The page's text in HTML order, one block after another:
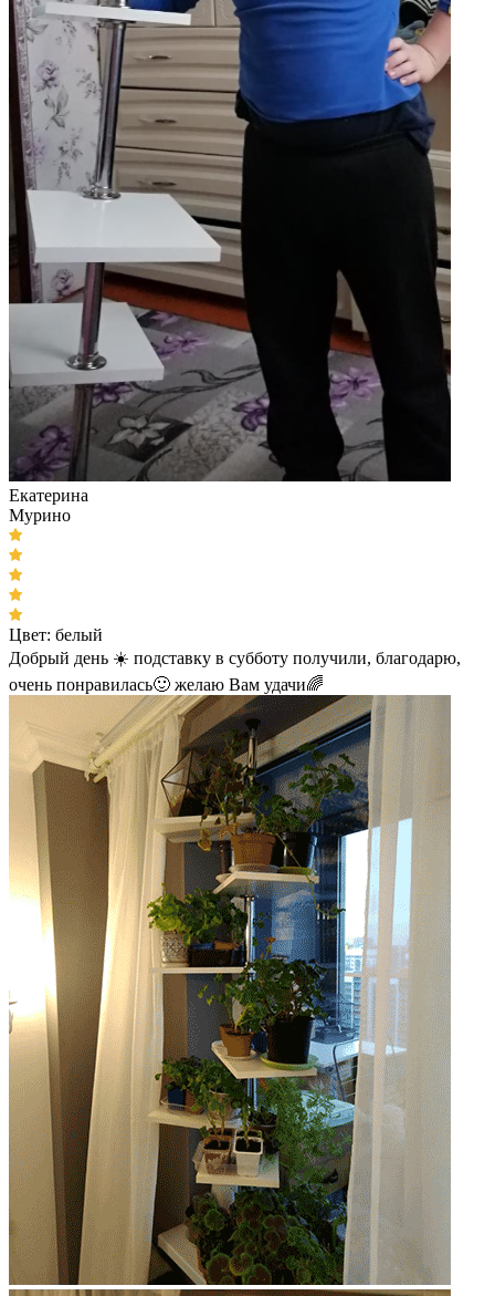
Екатерина
Мурино
Цвет: белый
Добрый день ☀️ подставку в субботу получили, благодарю,
очень понравилась🙂 желаю Вам удачи🌈